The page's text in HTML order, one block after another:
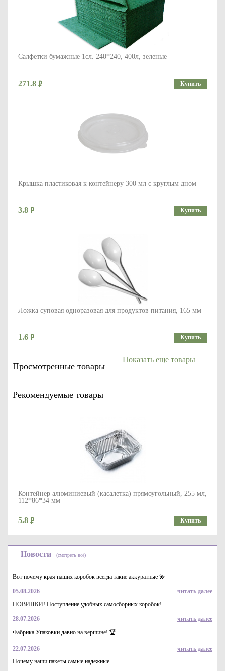
Салфетки бумажные 1сл. 240*240, 400л, зеленые
271.8 Купить
Крышка пластиковая к контейнеру 300 мл с круглым дном
3.8 Купить
Ложка суповая одноразовая для продуктов питания, 165 мм
1.6 Купить
Просмотренные товары
Рекомендуемые товары
Контейнер алюминиевый (касалетка) прямоугольный, 255 мл,
112*86*34 мм
5.8 Купить
Упаковка картонная для картофеля фри р-р M 75*34*110мм
серия "Приятного аппетита" желтая печать
3.5 Купить
Показать еще товары
Новости (смотреть всё)
Вот почему края наших коробок всегда такие аккуратные 💫
05.08.2026
читать далее
НОВИНКИ! Поступление удобных самосборных коробок!
28.07.2026
читать далее
Фабрика Упаковки давно на вершине! 🏆
22.07.2026
читать далее
Почему наши пакеты самые надежные